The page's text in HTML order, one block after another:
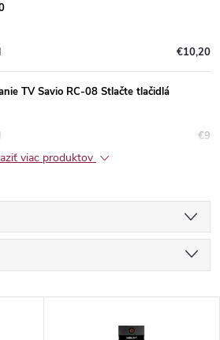
€10,20
TV Savio RC-08 Stlačte tlačidlá
€9
viac produktov